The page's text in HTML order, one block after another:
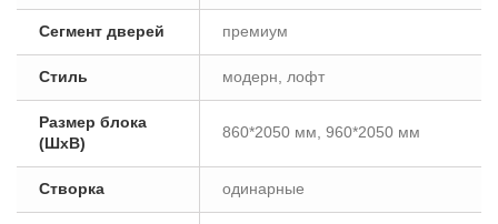
Сегмент дверей премиум
Стиль модерн, лофт
Размер блока
(ШxВ)
860*2050 мм, 960*2050 мм
Створка одинарные